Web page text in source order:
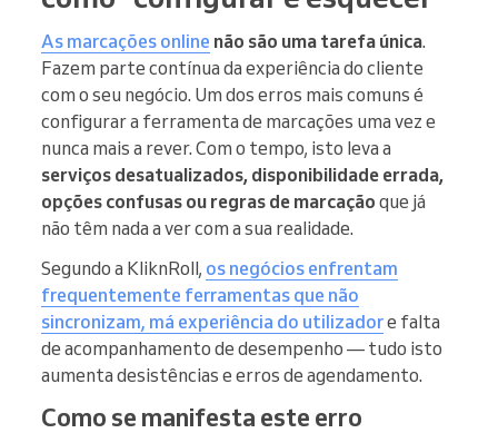
As marcações online não são uma tarefa única.
Fazem parte contínua da experiência do cliente
com o seu negócio. Um dos erros mais comuns é
configurar a ferramenta de marcações uma vez e
nunca mais a rever. Com o tempo, isto leva a
serviços desatualizados, disponibilidade errada,
opções confusas ou regras de marcação que já
não têm nada a ver com a sua realidade.
Segundo a KliknRoll, os negócios enfrentam
frequentemente ferramentas que não
sincronizam, má experiência do utilizadore falta
de acompanhamento de desempenho — tudo isto
aumenta desistências e erros de agendamento.
Como se manifesta este erro